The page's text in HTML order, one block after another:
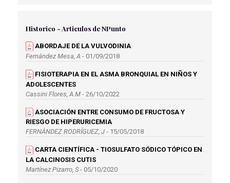
Historico - Articulos de NPunto
ABORDAJE DE LA VULVODINIA
Fernández Mesa, A - 01/09/2018
FISIOTERAPIA EN EL ASMA BRONQUIAL EN NIÑOS Y
ADOLESCENTES
Cassini Flores, A.M - 26/10/2022
ASOCIACIÓN ENTRE CONSUMO DE FRUCTOSA Y
RIESGO DE HIPERURICEMIA
FERNÁNDEZ RODRÍGUEZ, J - 15/05/2018
CARTA CIENTÍFICA - TIOSULFATO SÓDICO TÓPICO EN
LA CALCINOSIS CUTIS
Martínez Pizarro, S- 05/10/2020